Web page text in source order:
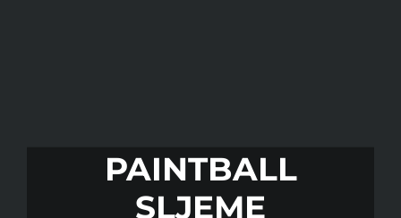
PAINTBALL
SLJEME